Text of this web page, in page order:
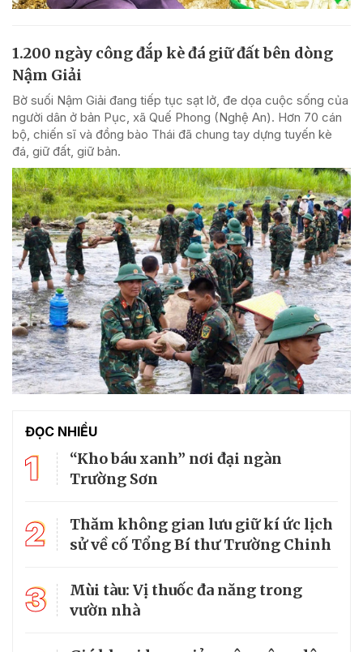
1.200 ngày công đắp kè đá giữ đất bên dòng
Nậm Giải
Bờ suối Nậm Giải đang tiếp tục sạt lở, đe dọa cuộc sống của
người dân ở bản Pục, xã Quế Phong (Nghệ An). Hơn 70 cán
bộ, chiến sĩ và đồng bào Thái đã chung tay dựng tuyến kè
đá, giữ đất, giữ bản.
ĐỌC NHIỀU
1
“Kho báu xanh” nơi đại ngàn
Trường Sơn
2
Thăm không gian lưu giữ kí ức lịch
sử về cố Tổng Bí thư Trường Chinh
3
Mùi tàu: Vị thuốc đa năng trong
vườn nhà